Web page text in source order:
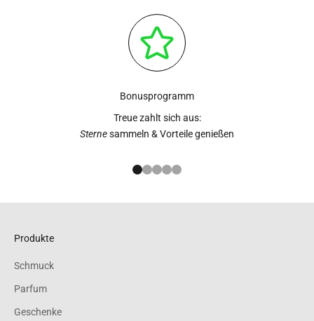
Bonusprogramm
Treue zahlt sich aus:
Sternesammeln & Vorteile genießen
Gehe zu Element 1
Gehe zu Element 2
Gehe zu Element 3
Gehe zu Element 4
Gehe zu Element 5
Produkte
Schmuck
Parfum
Geschenke